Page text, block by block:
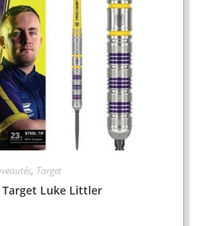
, Target
Target Luke Littler